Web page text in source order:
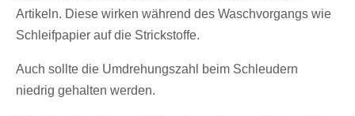
Artikeln. Diese wirken während des Waschvorgangs wie
Schleifpapier auf die Strickstoffe.
Auch sollte die Umdrehungszahl beim Schleudern
niedrig gehalten werden.